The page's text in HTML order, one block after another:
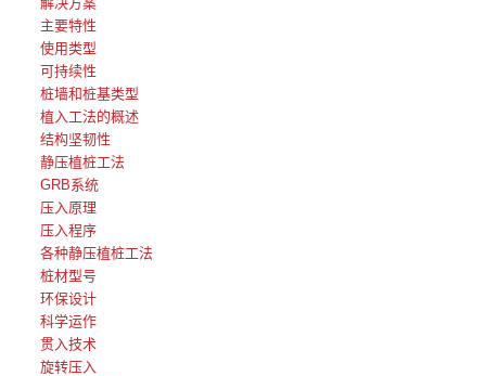
主要特性
使用类型
可持续性
桩墙和桩基类型
植入工法的概述
结构坚韧性
静压植桩工法
GRB系统
压入原理
压入程序
各种静压植桩工法
桩材型号
环保设计
科学运作
贯入技术
旋转压入